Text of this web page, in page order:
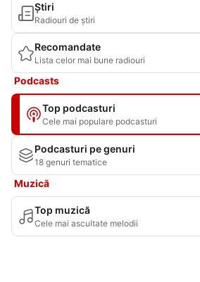
Știri
Radiouri de știri
Recomandate
Lista celor mai bune radiouri
Podcasts
Top podcasturi
Cele mai populare podcasturi
Podcasturi pe genuri
18 genuri tematice
Muzică
Top muzică
Cele mai ascultate melodii